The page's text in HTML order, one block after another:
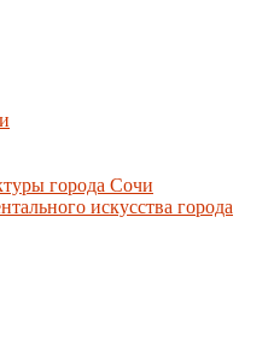
города Сочи
искусства города